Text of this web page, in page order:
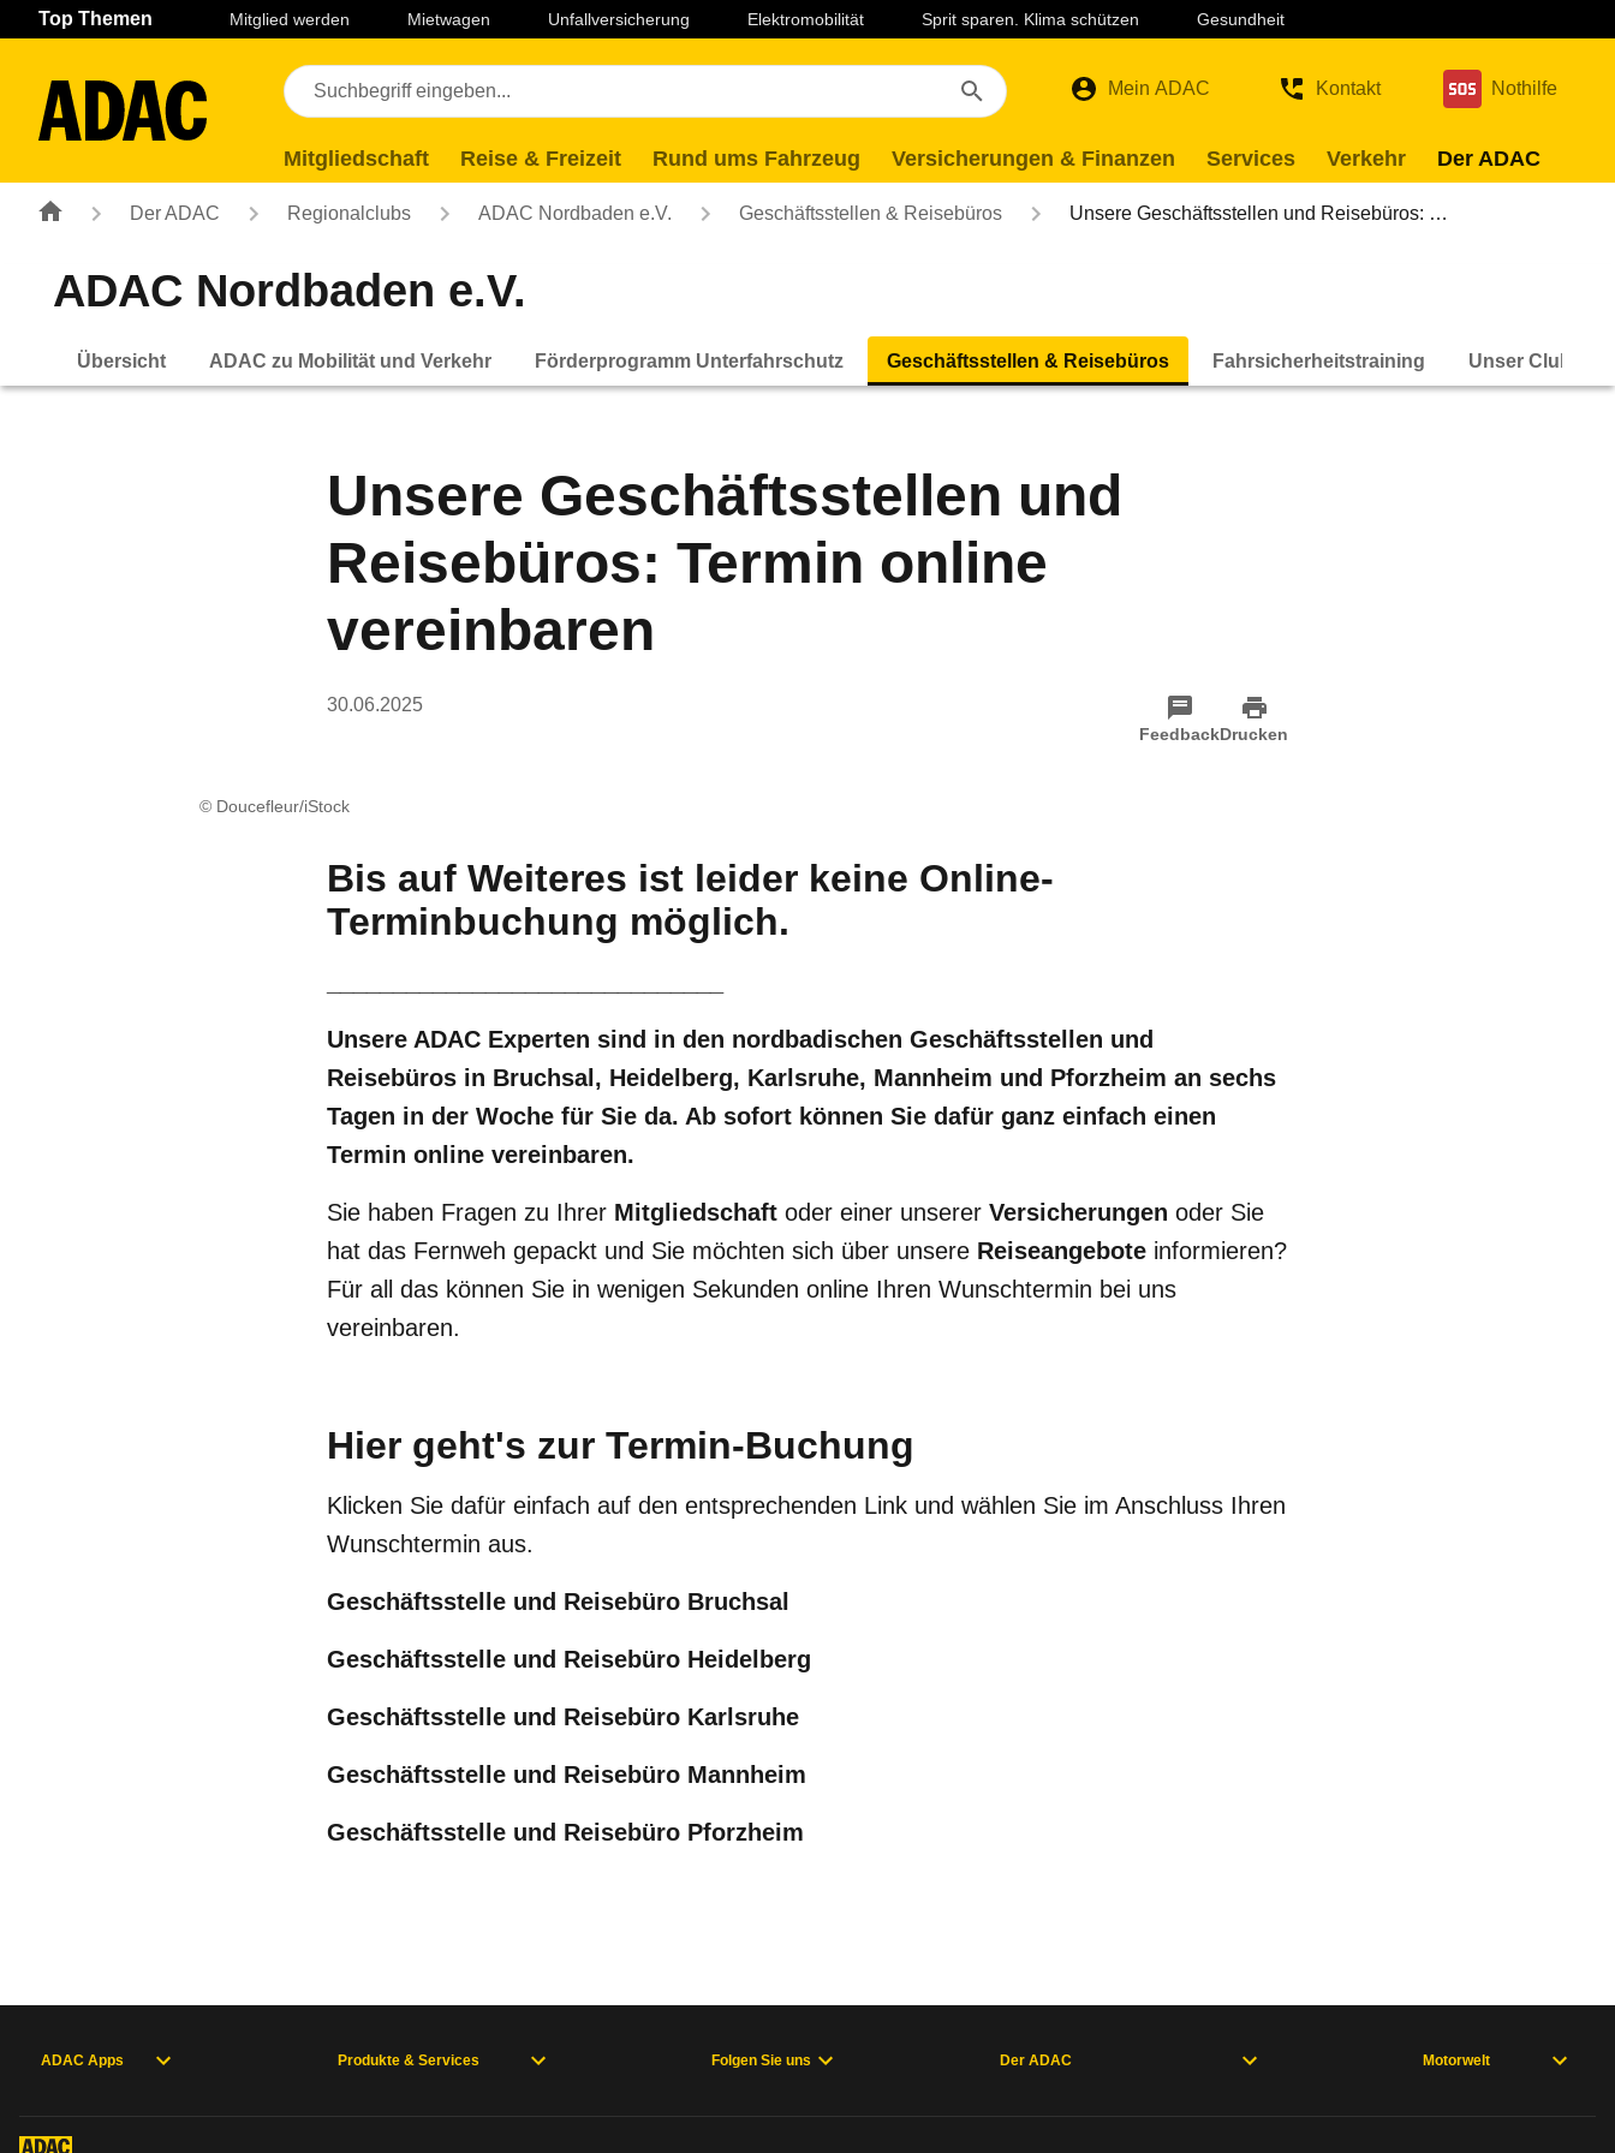
Navigation Seiteninhalt Fußzeile
Top Themen Mitglied werden Mietwagen Unfallversicherung Elektromobilität Sprit sparen. Klima schützen Gesundheit
Mein ADAC Kontakt Nothilfe
Mitgliedschaft Reise & Freizeit Rund ums Fahrzeug Versicherungen & Finanzen Services Verkehr Der ADAC
Der ADAC Regionalclubs ADAC Nordbaden e.V. Geschäftsstellen & Reisebüros Unsere Geschäftsstellen und Reisebüros: …
ADAC Nordbaden e.V.
Übersicht ADAC zu Mobilität und Verkehr Förderprogramm Unterfahrschutz Geschäftsstellen & Reisebüros Fahrsicherheitstraining Unser Club
Unsere Geschäftsstellen und
Reisebüros: Termin online
vereinbaren
30.06.2025
FeedbackDrucken
© Doucefleur/iStock
Bis auf Weiteres ist leider keine Online-
Terminbuchung möglich.
Unsere ADAC Experten sind in den nordbadischen Geschäftsstellen und
Reisebüros in Bruchsal, Heidelberg, Karlsruhe, Mannheim und Pforzheim an sechs
Tagen in der Woche für Sie da. Ab sofort können Sie dafür ganz einfach einen
Termin online vereinbaren.
Sie haben Fragen zu Ihrer Mitgliedschaft oder einer unserer Versicherungen oder Sie
hat das Fernweh gepackt und Sie möchten sich über unsere Reiseangebote informieren?
Für all das können Sie in wenigen Sekunden online Ihren Wunschtermin bei uns
vereinbaren.
Hier geht's zur Termin-Buchung
Klicken Sie dafür einfach auf den entsprechenden Link und wählen Sie im Anschluss Ihren
Wunschtermin aus.
Geschäftsstelle und Reisebüro Bruchsal
Geschäftsstelle und Reisebüro Heidelberg
Geschäftsstelle und Reisebüro Karlsruhe
Geschäftsstelle und Reisebüro Mannheim
Geschäftsstelle und Reisebüro Pforzheim
ADAC Apps Produkte & Services Folgen Sie uns Der ADAC Motorwelt